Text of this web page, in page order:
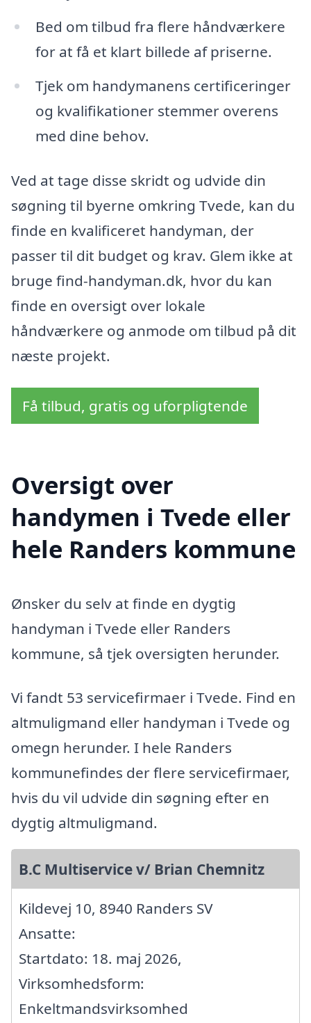
Bed om tilbud fra flere håndværkere
for at få et klart billede af priserne.
Tjek om handymanens certificeringer
og kvalifikationer stemmer overens
med dine behov.
Ved at tage disse skridt og udvide din
søgning til byerne omkring Tvede, kan du
finde en kvalificeret handyman, der
passer til dit budget og krav. Glem ikke at
bruge find-handyman.dk, hvor du kan
finde en oversigt over lokale
håndværkere og anmode om tilbud på dit
næste projekt.
Få tilbud, gratis og uforpligtende
Oversigt over
handymen i Tvede eller
hele Randers kommune
Ønsker du selv at finde en dygtig
handyman i Tvede eller Randers
kommune, så tjek oversigten herunder.
Vi fandt 53 servicefirmaer i Tvede. Find en
altmuligmand eller handyman i Tvede og
omegn herunder. I hele Randers
kommunefindes der flere servicefirmaer,
hvis du vil udvide din søgning efter en
dygtig altmuligmand.
B.C Multiservice v/ Brian Chemnitz
Kildevej 10, 8940 Randers SV
Ansatte:
Startdato: 18. maj 2026,
Virksomhedsform:
Enkeltmandsvirksomhed